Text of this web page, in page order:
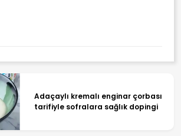
Adaçaylı kremalı enginar çorbası
tarifiyle sofralara sağlık dopingi